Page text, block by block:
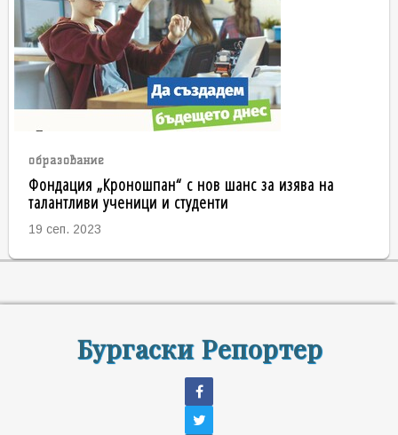
образование
Фондация „Кроношпан“ с нов шанс за изява на
талантливи ученици и студенти
19 сеп. 2023
Бургаски Репортер